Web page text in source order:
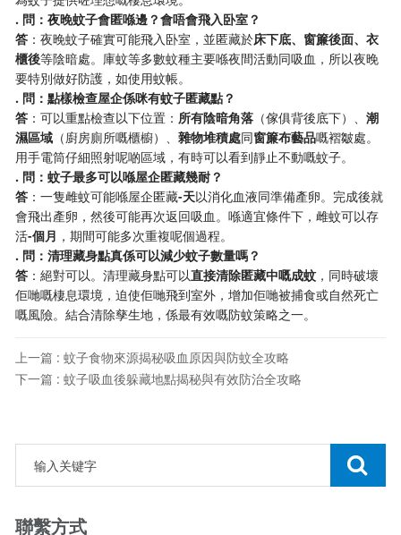
​. 問：夜晚蚊子會匿喺邊？會唔會飛入卧室？​
​答​ ​：夜晚蚊子確實可能飛入卧室，並匿藏於​​床下底、窗簾後面、衣
櫃後​​等陰暗處。庫蚊等多數蚊種主要喺夜間活動同吸血，所以夜晚
要特別做好防護，如使用蚊帳。
​. 問：點樣檢查屋企係咪有蚊子匿藏點？​
​答​ ​：可以重點檢查以下位置：​ ​所有陰暗角落​ ​（傢俱背後底下）、​​潮
濕區域​ ​（廚房廁所嘅櫃櫥）、​​雜物堆積處​​同​​窗簾布藝品​​嘅褶皺處。
用手電筒仔細照射呢啲區域，有時可以看到靜止不動嘅蚊子。
​. 問：蚊子最多可以喺屋企匿藏幾耐？​
​答​ ​：一隻雌蚊可能喺屋企匿藏​​-天​​以消化血液同準備產卵。完成後就
會飛出產卵，然後可能再次返回吸血。喺適宜條件下，雌蚊可以存
活​​-個月​ ​，期間可能多次重複呢個過程。
​. 問：清理藏身點真係可以減少蚊子數量嗎？​
​答​ ​：絕對可以。清理藏身點可以​​直接清除匿藏中嘅成蚊​​，同時破壞
佢哋嘅棲息環境，迫使佢哋飛到室外，增加佢哋被捕食或自然死亡
嘅風險。結合清除孳生地，係最有效嘅防蚊策略之一。
上一篇 : 蚊子食物來源揭秘吸血原因與防蚊全攻略
下一篇 : 蚊子吸血後躲藏地點揭秘與有效防治全攻略
聯繫方式